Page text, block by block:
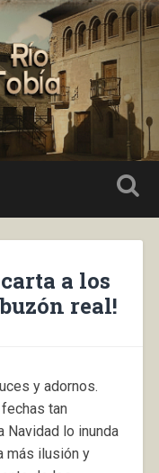
a los
real!
y adornos.
tan
Navidad lo inunda
más ilusión y